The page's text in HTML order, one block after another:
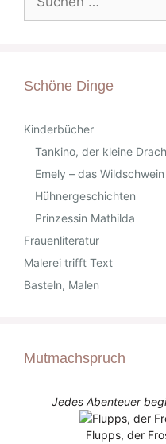
nach:
Schöne Dinge
Kinderbücher
Tankino, der kleine
Emely – das Wildschwein
Hühnergeschichten
Prinzessin Mathilda
Frauenliteratur
Malerei trifft Text
Basteln, Malen
Mutmachspruch
Jedes Abenteuer
Flupps, der